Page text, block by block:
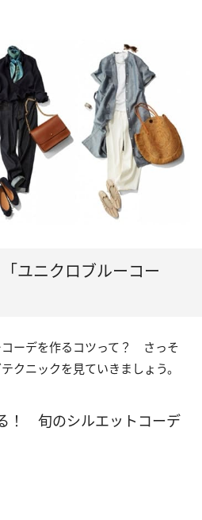
ユニクロブルーコー
ーデを作るコツって？ さっそ
クニックを見ていきましょう。
！ 旬のシルエットコーデ